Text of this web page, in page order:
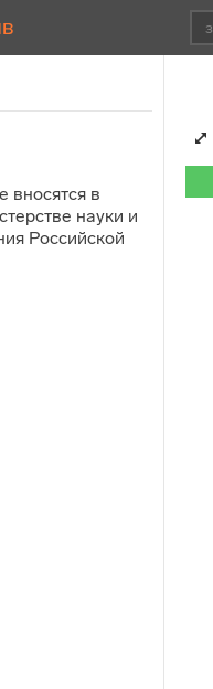
вносятся в
науки и
Российской